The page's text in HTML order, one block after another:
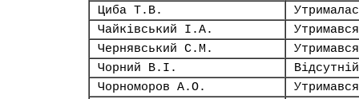
Циба Т.В.
Чайківський І.А.
Утримався
Чернявський С.М.
Утримався
Чорний В.І.
Відсутній
Чорноморов А.О.
Утримався